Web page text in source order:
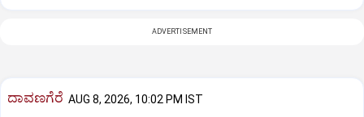
ADVERTISEMENT
ದಾವಣಗೆರೆ AUG 8, 2026, 10:02 PM IST